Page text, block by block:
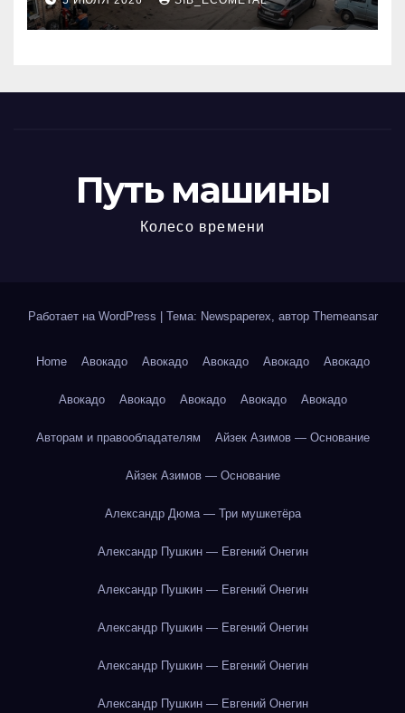
МКАД
Путь машины
Колесо времени
Работает на WordPress Тема: Newspaperex, автор Themeansar
Home Авокадо Авокадо Авокадо Авокадо Авокадо
Авокадо Авокадо Авокадо Авокадо Авокадо
Авторам и правообладателям Айзек Азимов — Основание
Айзек Азимов — Основание
Александр Дюма — Три мушкетёра
Александр Пушкин — Евгений Онегин
Александр Пушкин — Евгений Онегин
Александр Пушкин — Евгений Онегин
Александр Пушкин — Евгений Онегин
Александр Пушкин — Евгений Онегин